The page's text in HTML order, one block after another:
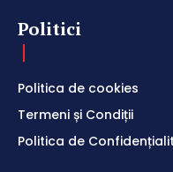
Politici
Politica de cookies
Termeni și Condiții
Politica de